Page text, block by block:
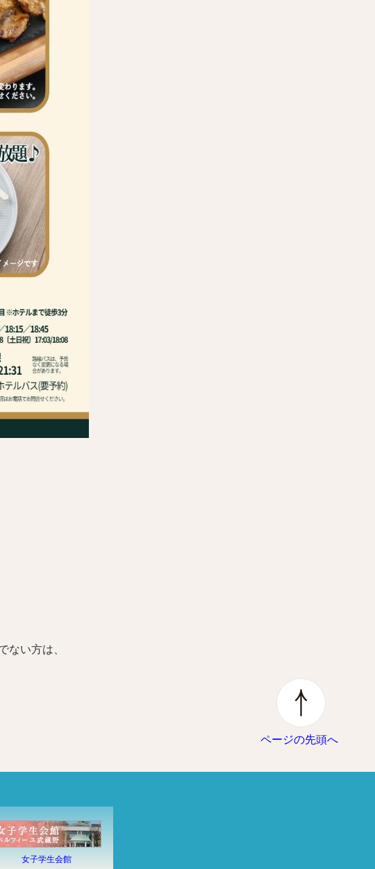
ない方は、
ページの先頭へ
女子学生会館